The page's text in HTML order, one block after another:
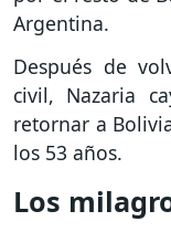
Argentina.
Después de
civil, Nazaria
retornar a
los 53 años.
Los